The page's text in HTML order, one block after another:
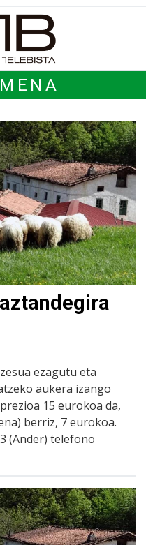
ezagutu eta
aukera izango
15 eurokoa da,
berriz, 7 eurokoa.
(Ander) telefono